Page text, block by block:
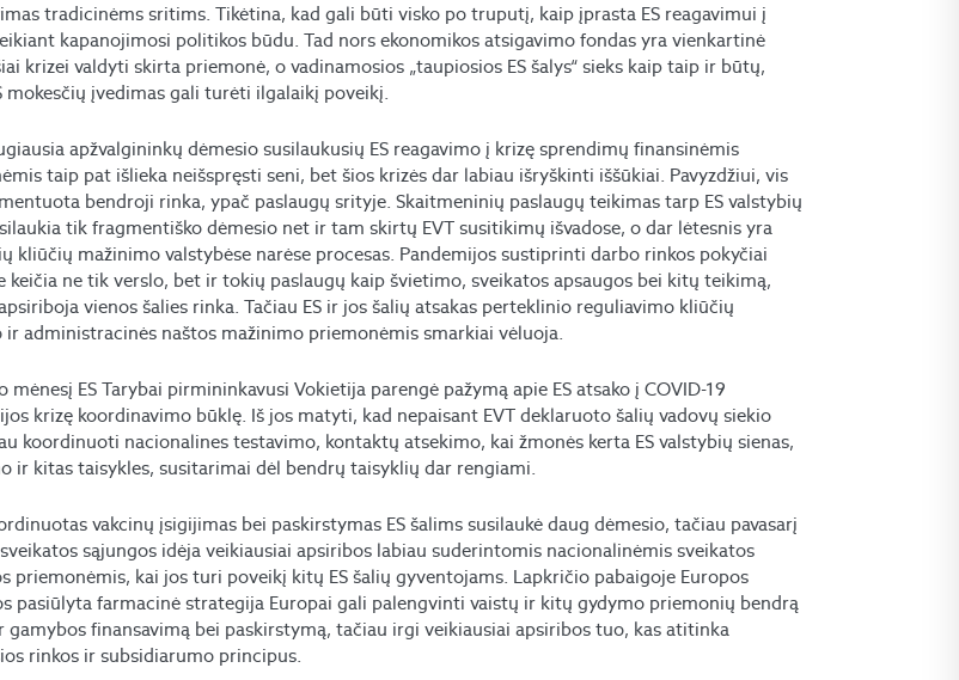
tradicinėms sritims. Tikėtina, kad gali būti visko po truputį, kaip įprasta ES reagavimui į
kapanojimosi politikos būdu. Tad nors ekonomikos atsigavimo fondas yra vienkartinė
krizei valdyti skirta priemonė, o vadinamosios „taupiosios ES šalys“ sieks kaip taip ir būtų,
mokesčių įvedimas gali turėti ilgalaikį poveikį.
apžvalgininkų dėmesio susilaukusių ES reagavimo į krizę sprendimų finansinėmis
taip pat išlieka neišspręsti seni, bet šios krizės dar labiau išryškinti iššūkiai. Pavyzdžiui, vis
bendroji rinka, ypač paslaugų srityje. Skaitmeninių paslaugų teikimas tarp ES valstybių
tik fragmentiško dėmesio net ir tam skirtų EVT susitikimų išvadose, o dar lėtesnis yra
kliūčių mažinimo valstybėse narėse procesas. Pandemijos sustiprinti darbo rinkos pokyčiai
keičia ne tik verslo, bet ir tokių paslaugų kaip švietimo, sveikatos apsaugos bei kitų teikimą,
vienos šalies rinka. Tačiau ES ir jos šalių atsakas perteklinio reguliavimo kliūčių
ir administracinės naštos mažinimo priemonėmis smarkiai vėluoja.
mėnesį ES Tarybai pirmininkavusi Vokietija parengė pažymą apie ES atsako į COVID-19
krizę koordinavimo būklę. Iš jos matyti, kad nepaisant EVT deklaruoto šalių vadovų siekio
koordinuoti nacionalines testavimo, kontaktų atsekimo, kai žmonės kerta ES valstybių sienas,
ir kitas taisykles, susitarimai dėl bendrų taisyklių dar rengiami.
vakcinų įsigijimas bei paskirstymas ES šalims susilaukė daug dėmesio, tačiau pavasarį
sveikatos sąjungos idėja veikiausiai apsiribos labiau suderintomis nacionalinėmis sveikatos
priemonėmis, kai jos turi poveikį kitų ES šalių gyventojams. Lapkričio pabaigoje Europos
pasiūlyta farmacinė strategija Europai gali palengvinti vaistų ir kitų gydymo priemonių bendrą
finansavimą bei paskirstymą, tačiau irgi veikiausiai apsiribos tuo, kas atitinka
rinkos ir subsidiarumo principus.